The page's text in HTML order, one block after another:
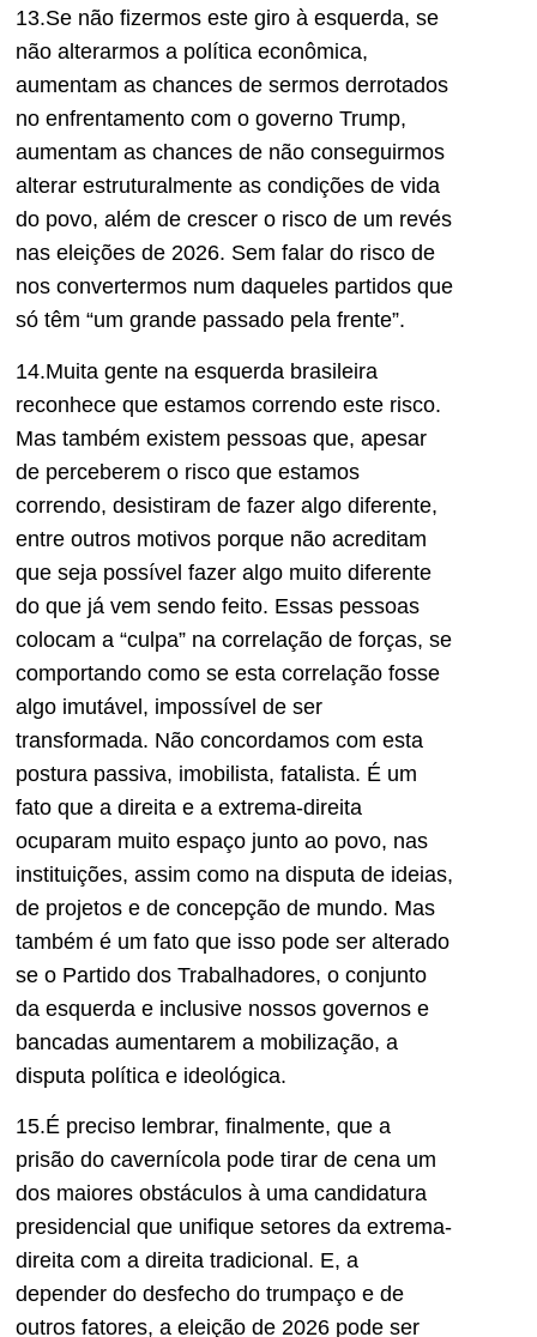
13.Se não fizermos este giro à esquerda, se
não alterarmos a política econômica,
aumentam as chances de sermos derrotados
no enfrentamento com o governo Trump,
aumentam as chances de não conseguirmos
alterar estruturalmente as condições de vida
do povo, além de crescer o risco de um revés
nas eleições de 2026. Sem falar do risco de
nos convertermos num daqueles partidos que
só têm “um grande passado pela frente”.
14.Muita gente na esquerda brasileira
reconhece que estamos correndo este risco.
Mas também existem pessoas que, apesar
de perceberem o risco que estamos
correndo, desistiram de fazer algo diferente,
entre outros motivos porque não acreditam
que seja possível fazer algo muito diferente
do que já vem sendo feito. Essas pessoas
colocam a “culpa” na correlação de forças, se
comportando como se esta correlação fosse
algo imutável, impossível de ser
transformada. Não concordamos com esta
postura passiva, imobilista, fatalista. É um
fato que a direita e a extrema-direita
ocuparam muito espaço junto ao povo, nas
instituições, assim como na disputa de ideias,
de projetos e de concepção de mundo. Mas
também é um fato que isso pode ser alterado
se o Partido dos Trabalhadores, o conjunto
da esquerda e inclusive nossos governos e
bancadas aumentarem a mobilização, a
disputa política e ideológica.
15.É preciso lembrar, finalmente, que a
prisão do cavernícola pode tirar de cena um
dos maiores obstáculos à uma candidatura
presidencial que unifique setores da extrema-
direita com a direita tradicional. E, a
depender do desfecho do trumpaço e de
outros fatores, a eleição de 2026 pode ser